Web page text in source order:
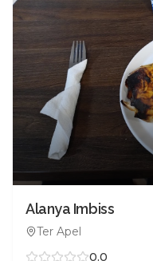
Alanya Imbiss
Ter Apel
0.0